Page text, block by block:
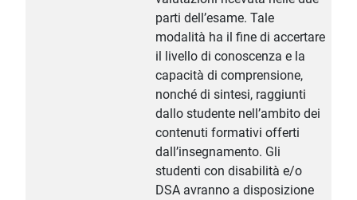
parti dell’esame. Tale
modalità ha il fine di accertare
il livello di conoscenza e la
capacità di comprensione,
nonché di sintesi, raggiunti
dallo studente nell’ambito dei
contenuti formativi offerti
dall’insegnamento. Gli
studenti con disabilità e/o
DSA avranno a disposizione